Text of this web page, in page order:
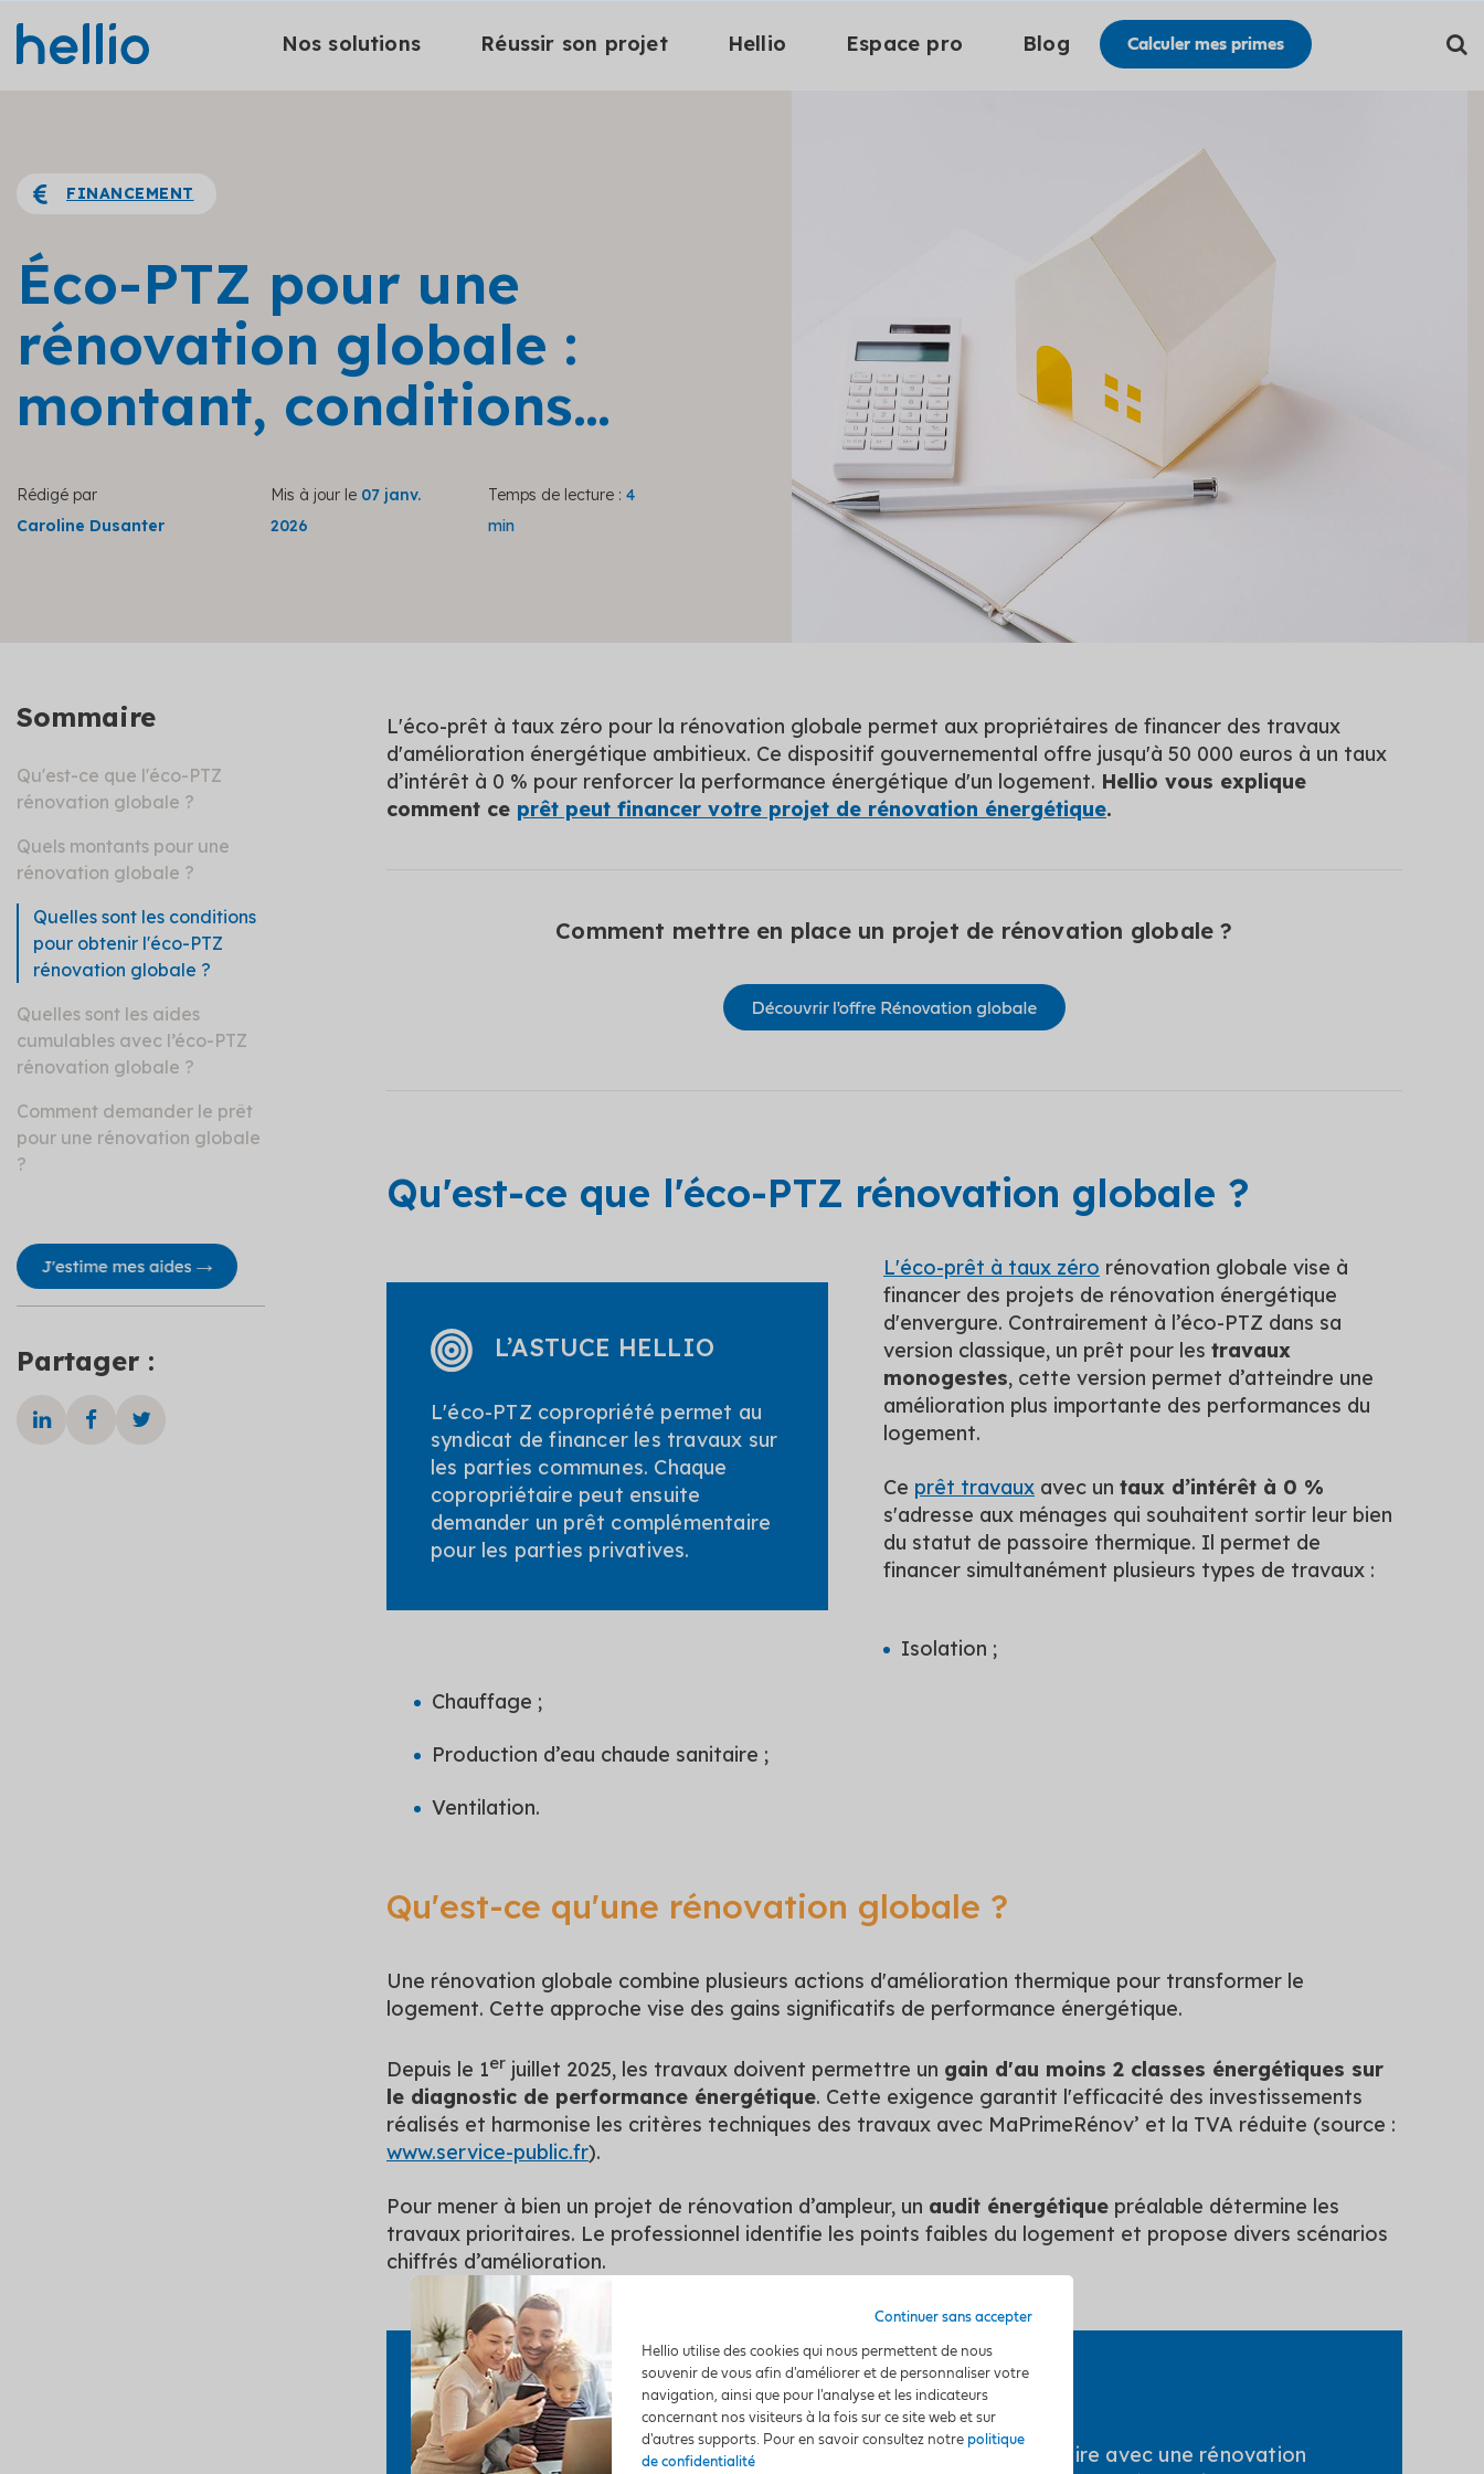
Hellio utilise des cookies qui nous permettent de nous
souvenir de vous afin d'améliorer et de personnaliser votre
navigation, ainsi que pour l'analyse et les indicateurs
concernant nos visiteurs à la fois sur ce site web et sur
d'autres supports. Pour en savoir consultez notre politique
de confidentialité
Continuer sans accepter
Nos solutions Réussir son projet Hellio Espace pro Blog Calculer mes primes
FINANCEMENT
Éco-PTZ pour une
rénovation globale :
montant, conditions…
Rédigé par
Caroline Dusanter
Mis à jour le 07 janv.
2026
Temps de lecture : 4
min
Sommaire
Qu'est-ce que l'éco-PTZ
rénovation globale ?
Quels montants pour une
rénovation globale ?
Quelles sont les conditions
pour obtenir l'éco-PTZ
rénovation globale ?
Quelles sont les aides
cumulables avec l’éco-PTZ
rénovation globale ?
Comment demander le prêt
pour une rénovation globale
?
Partager :
L'éco-prêt à taux zéro pour la rénovation globale permet aux propriétaires de financer des travaux
d'amélioration énergétique ambitieux. Ce dispositif gouvernemental offre jusqu'à 50 000 euros à un taux
d’intérêt à 0 % pour renforcer la performance énergétique d'un logement. Hellio vous explique
comment ce prêt peut financer votre projet de rénovation énergétique.
Comment mettre en place un projet de rénovation globale ?
Qu'est-ce que l'éco-PTZ rénovation globale ?
L’ASTUCE HELLIO
L'éco-PTZ copropriété permet au
syndicat de financer les travaux sur
les parties communes. Chaque
copropriétaire peut ensuite
demander un prêt complémentaire
pour les parties privatives.
L'éco-prêt à taux zéro rénovation globale vise à
financer des projets de rénovation énergétique
d'envergure. Contrairement à l’éco-PTZ dans sa
version classique, un prêt pour les travaux
monogestes, cette version permet d’atteindre une
amélioration plus importante des performances du
logement.
Ce prêt travaux avec un taux d’intérêt à 0 %
s'adresse aux ménages qui souhaitent sortir leur bien
du statut de passoire thermique. Il permet de
financer simultanément plusieurs types de travaux :
Isolation ;
Chauffage ;
Production d’eau chaude sanitaire ;
Ventilation.
Qu'est-ce qu'une rénovation globale ?
Une rénovation globale combine plusieurs actions d'amélioration thermique pour transformer le
logement. Cette approche vise des gains significatifs de performance énergétique.
Depuis le 1er juillet 2025, les travaux doivent permettre un gain d'au moins 2 classes énergétiques sur
le diagnostic de performance énergétique. Cette exigence garantit l'efficacité des investissements
réalisés et harmonise les critères techniques des travaux avec MaPrimeRénov’ et la TVA réduite (source :
www.service-public.fr).
Pour mener à bien un projet de rénovation d’ampleur, un audit énergétique préalable détermine les
travaux prioritaires. Le professionnel identifie les points faibles du logement et propose divers scénarios
chiffrés d’amélioration.
LE CHIFFRE HELLIO :50,8 %
C’est le montant moyen des économies d’énergie que l’on peut faire avec une rénovation